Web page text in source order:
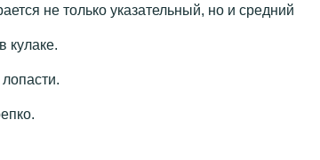
не только указательный, но и средний
кулаке.